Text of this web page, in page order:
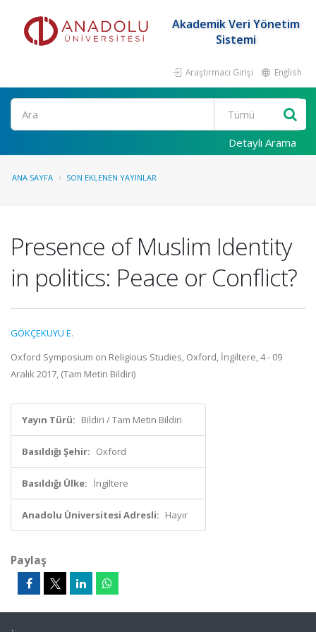
Akademik Veri Yönetim
Sistemi
Araştırmacı Girişi English
Ara
Detaylı Arama
ANA SAYFA SON EKLENEN YAYINLAR
Presence of Muslim Identity
in politics: Peace or Conflict?
GÖKÇEKUYU E.
Oxford Symposium on Religious Studies, Oxford, İngiltere, 4 - 09
Aralık 2017, (Tam Metin Bildiri)
Yayın Türü: Bildiri / Tam Metin Bildiri
Basıldığı Şehir: Oxford
Basıldığı Ülke: İngiltere
Anadolu Üniversitesi Adresli: Hayır
Paylaş